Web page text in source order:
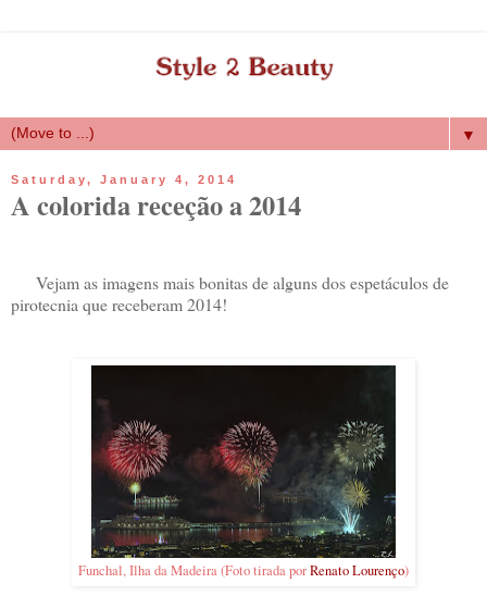
▼
Saturday, January 4, 2014
A colorida receção a 2014
Vejam as imagens mais bonitas de alguns dos espetáculos de
pirotecnia que receberam 2014!
Funchal, Ilha da Madeira (Foto tirada porRenato Lourenço)